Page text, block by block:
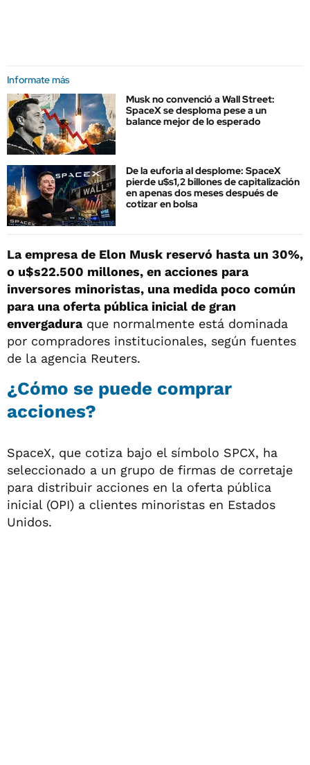
Informate más
Musk no convenció a Wall Street:
SpaceX se desploma pese a un
balance mejor de lo esperado
De la euforia al desplome: SpaceX
pierde u$s1,2 billones de capitalización
en apenas dos meses después de
cotizar en bolsa
La empresa de Elon Musk reservó hasta un 30%,
o u$s22.500 millones, en acciones para
inversores minoristas, una medida poco común
para una oferta pública inicial de gran
envergaduraque normalmente está dominada
por compradores institucionales, según fuentes
de la agencia Reuters.
¿Cómo se puede comprar
acciones?
SpaceX, que cotiza bajo el símbolo SPCX, ha
seleccionado a un grupo de firmas de corretaje
para distribuir acciones en la oferta pública
inicial (OPI) a clientes minoristas en Estados
Unidos.